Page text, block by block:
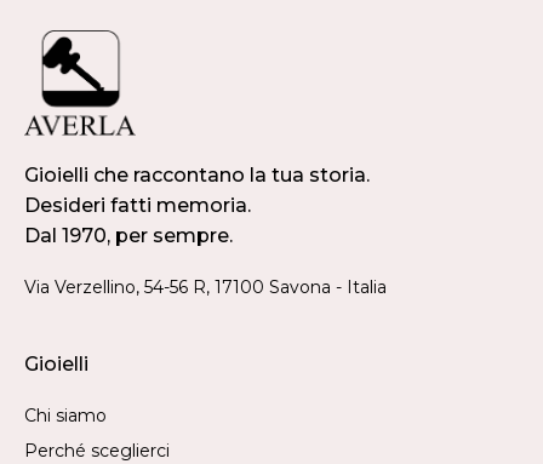
Gioielli che raccontano la tua storia.
Desideri fatti memoria.
Dal 1970, per sempre.
Via Verzellino, 54-56 R, 17100 Savona - Italia
Gioielli
Chi siamo
Perché sceglierci